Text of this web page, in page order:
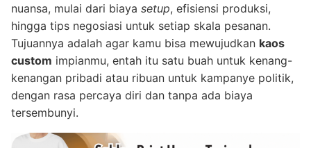
nuansa, mulai dari biaya setup, efisiensi produksi,
hingga tips negosiasi untuk setiap skala pesanan.
Tujuannya adalah agar kamu bisa mewujudkan kaos
custom impianmu, entah itu satu buah untuk kenang-
kenangan pribadi atau ribuan untuk kampanye politik,
dengan rasa percaya diri dan tanpa ada biaya
tersembunyi.